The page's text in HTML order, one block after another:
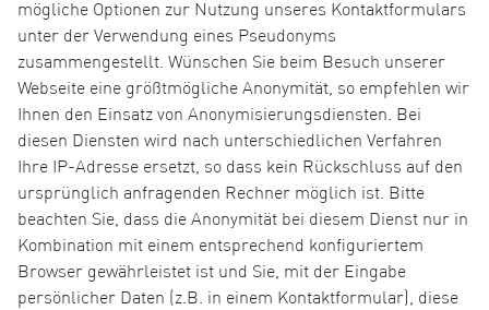
mögliche Optionen zur Nutzung unseres Kontaktformulars
unter der Verwendung eines Pseudonyms
zusammengestellt. Wünschen Sie beim Besuch unserer
Webseite eine größtmögliche Anonymität, so empfehlen wir
Ihnen den Einsatz von Anonymisierungsdiensten. Bei
diesen Diensten wird nach unterschiedlichen Verfahren
Ihre IP-Adresse ersetzt, so dass kein Rückschluss auf den
ursprünglich anfragenden Rechner möglich ist. Bitte
beachten Sie, dass die Anonymität bei diesem Dienst nur in
Kombination mit einem entsprechend konfiguriertem
Browser gewährleistet ist und Sie, mit der Eingabe
persönlicher Daten (z.B. in einem Kontaktformular), diese